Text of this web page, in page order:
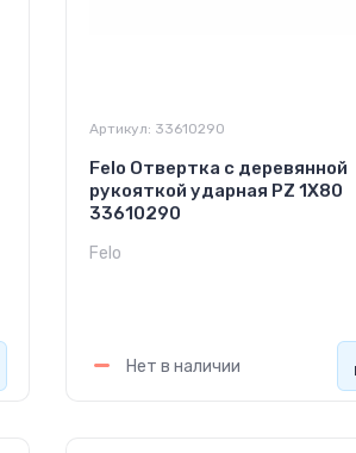
Артикул: 33610290
Felo Отвертка с деревянной
рукояткой ударная PZ 1Х80
33610290
Felo
Нет в наличии